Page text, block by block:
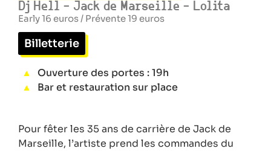
Dj Hell - Jack de Marseille - Lolita
Early 16 euros / Prévente 19 euros
Billetterie
Ouverture des portes : 19h
Bar et restauration sur place
Pour fêter les 35 ans de carrière de Jack de
Marseille, l’artiste prend les commandes du